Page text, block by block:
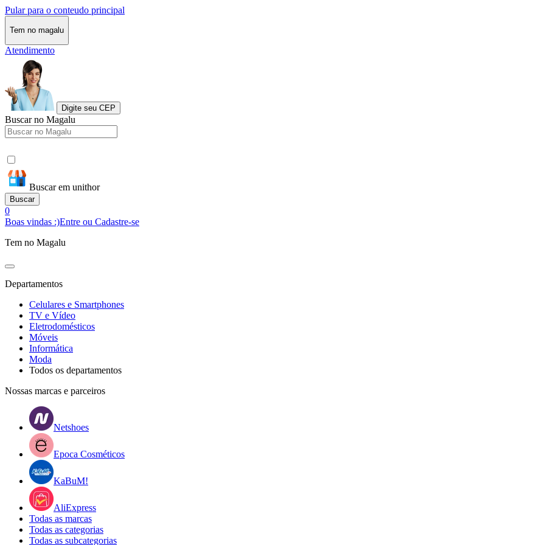
Pular para o conteudo principal
Tem no magalu
Atendimento
Digite seu CEP
Buscar no Magalu
Buscar em unithor
Buscar
0
Boas vindas :)Entre ou Cadastre-se
Tem no Magalu
Departamentos
Celulares e Smartphones
TV e Vídeo
Eletrodomésticos
Móveis
Informática
Moda
Todos os departamentos
Nossas marcas e parceiros
Netshoes
Epoca Cosméticos
KaBuM!
AliExpress
Todas as marcas
Todas as categorias
Todas as subcategorias